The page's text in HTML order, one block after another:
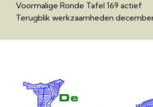
Voormalige Ronde Tafel 169 actief
Terugblik werkzaamheden